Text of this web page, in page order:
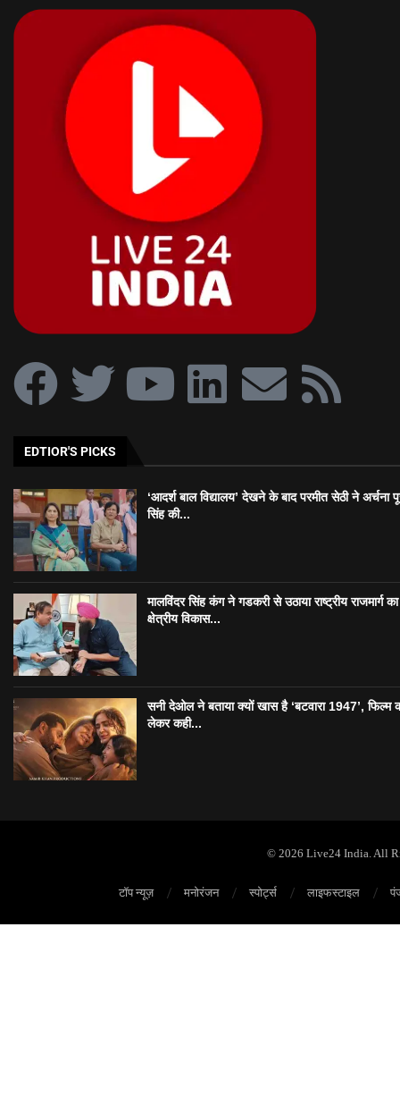
EDTIOR'S PICKS
‘आदर्श बाल विद्यालय’ देखने के बाद परमीत सेठी ने अर्चना
सिंह की...
मालविंदर सिंह कंग ने गडकरी से उठाया राष्ट्रीय राजमार्ग का
क्षेत्रीय विकास...
सनी देओल ने बताया क्यों खास है ‘बटवारा 1947’, फिल्म
लेकर कही...
© 2026 Live24 India. All
टॉप न्यूज़ मनोरंजन स्पोर्ट्स लाइफस्टाइल